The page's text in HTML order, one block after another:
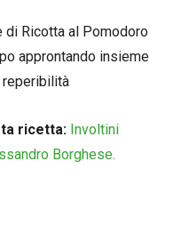
Ricotta al Pomodoro
approntando insieme
ricetta: Involtini
Borghese.